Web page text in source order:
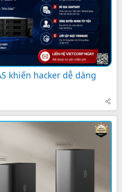
khiến hacker dễ dàng